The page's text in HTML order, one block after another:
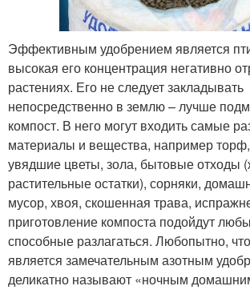
Эффективным удобрением является
высокая его концентрация негативно
растениях. Его не следует закладывать
непосредственно в землю – лучше
компост. В него могут входить самые
материалы и вещества, например
увядшие цветы, зола, бытовые отходы
растительные остатки), сорняки,
мусор, хвоя, скошенная трава,
приготовление компоста подойдут
способные разлагаться. Любопытно,
является замечательным азотным
деликатно называют «ночным